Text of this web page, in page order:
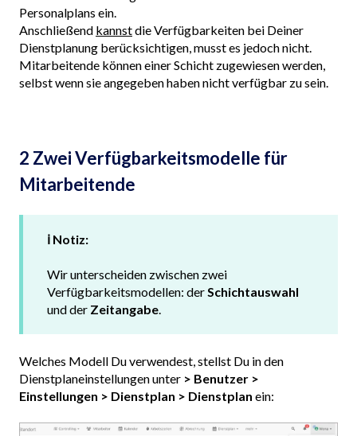
Personalplans ein.
Anschließend kannstdie Verfügbarkeiten bei Deiner
Dienstplanung berücksichtigen, musst es jedoch nicht.
Mitarbeitende können einer Schicht zugewiesen werden,
selbst wenn sie angegeben haben nicht verfügbar zu sein.
2 Zwei Verfügbarkeitsmodelle für
Mitarbeitende
ℹ️ Notiz:
Wir unterscheiden zwischen zwei
Verfügbarkeitsmodellen: derSchichtauswahl
und der Zeitangabe.
Welches Modell Du verwendest, stellst Du in den
Dienstplaneinstellungen unter > Benutzer >
Einstellungen > Dienstplan > Dienstplan ein: